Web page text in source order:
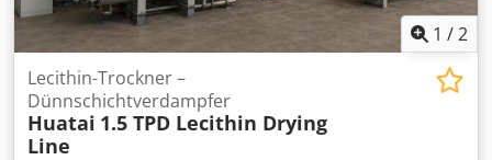
1 /2
Lecithin-Trockner –
Dünnschichtverdampfer
Huatai 1.5 TPD Lecithin Drying
Line